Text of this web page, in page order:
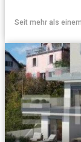
Seit mehr als